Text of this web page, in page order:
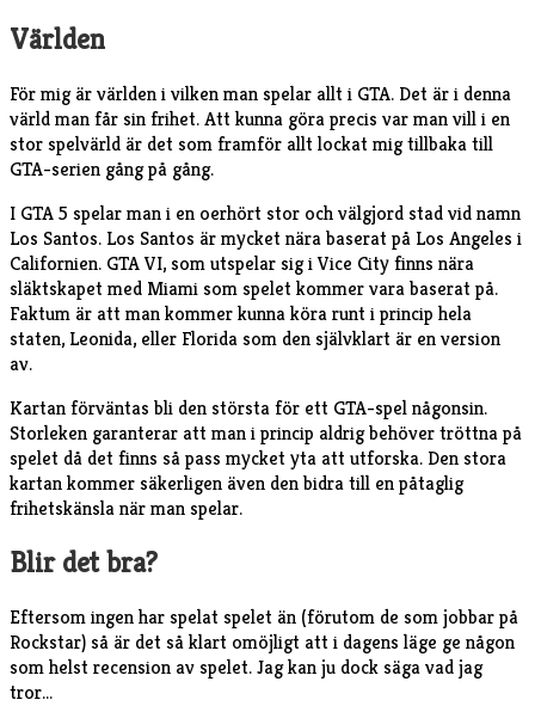
Världen
För mig är världen i vilken man spelar allt i GTA. Det är i denna
värld man får sin frihet. Att kunna göra precis var man vill i en
stor spelvärld är det som framför allt lockat mig tillbaka till
GTA-serien gång på gång.
I GTA 5 spelar man i en oerhört stor och välgjord stad vid namn
Los Santos. Los Santos är mycket nära baserat på Los Angeles i
Californien. GTA VI, som utspelar sig i Vice City finns nära
släktskapet med Miami som spelet kommer vara baserat på.
Faktum är att man kommer kunna köra runt i princip hela
staten, Leonida, eller Florida som den självklart är en version
av.
Kartan förväntas bli den största för ett GTA-spel någonsin.
Storleken garanterar att man i princip aldrig behöver tröttna på
spelet då det finns så pass mycket yta att utforska. Den stora
kartan kommer säkerligen även den bidra till en påtaglig
frihetskänsla när man spelar.
Blir det bra?
Eftersom ingen har spelat spelet än (förutom de som jobbar på
Rockstar) så är det så klart omöjligt att i dagens läge ge någon
som helst recension av spelet. Jag kan ju dock säga vad jag
tror…